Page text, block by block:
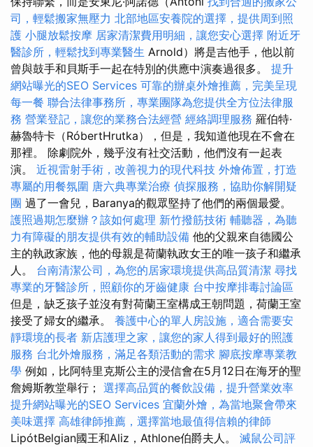
司，輕鬆搬家無壓力 北部地區安養院的選擇，提供周到照
護 小腿放鬆按摩 居家清潔費用明細，讓您安心選擇 附近牙
醫診所，輕鬆找到專業醫生 Arnold）將是吉他手，他以前
曾與鼓手和貝斯手一起在特別的供應中演奏過很多。 提升
網站曝光的SEO Services 可靠的辦桌外燴推薦，完美呈現
每一餐 聯合法律事務所，專業團隊為您提供全方位法律服
務 營業登記，讓您的業務合法經營 經絡調理服務 羅伯特·
赫魯特卡（RóbertHrutka），但是，我知道他現在不會在
那裡。 除劇院外，幾乎沒有社交活動，他們沒有一起表
演。 近視雷射手術，改善視力的現代科技 外燴佈置，打造
專屬的用餐氛圍 唐六典專業治療 偵探服務，協助你解開疑
團 過了一會兒，Baranya的觀眾堅持了他們的兩個最愛。
護照過期怎麼辦？該如何處理 新竹撥筋技術 輔聽器，為聽
力有障礙的朋友提供有效的輔助設備 他的父親來自德國公
主的執政家族，他的母親是荷蘭執政女王的唯一孩子和繼承
人。 台南清潔公司，為您的居家環境提供高品質清潔 尋找
專業的牙醫診所，照顧你的牙齒健康 台中按摩排毒討論區
但是，缺乏孩子並沒有對荷蘭王室構成王朝問題，荷蘭王室
接受了婦女的繼承。 養護中心的單人房設施，適合需要安
靜環境的長者 新店護理之家，讓您的家人得到最好的照護
服務 台北外燴服務，滿足各類活動的需求 腳底按摩專業教
學 例如，比阿特里克斯公主的浸信會在5月12日在海牙的聖
詹姆斯教堂舉行； 選擇高品質的餐飲設備，提升營業效率
提升網站曝光的SEO Services 宜蘭外燴，為當地聚會帶來
美味選擇 高雄律師推薦，選擇當地最值得信賴的律師
LipótBelgian國王和Aliz，Athlone伯爵夫人。 滅鼠公司評